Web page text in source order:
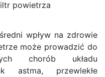
powietrza
wpływ na zdrowie
może prowadzić do
chorób układu
astma, przewlekłe